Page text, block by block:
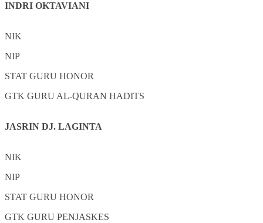
INDRI OKTAVIANI
NIK
NIP
STAT GURU HONOR
GTK GURU AL-QURAN HADITS
JASRIN DJ. LAGINTA
NIK
NIP
STAT GURU HONOR
GTK GURU PENJASKES